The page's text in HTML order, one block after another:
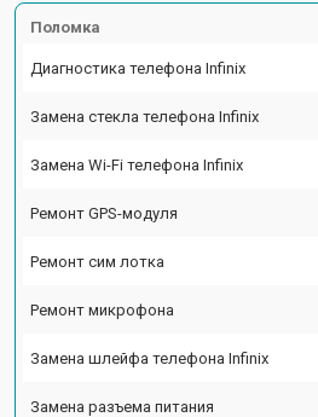
Поломка
Диагностика телефона Infinix
Замена стекла телефона Infinix
Замена Wi-Fi телефона Infinix
Ремонт GPS-модуля
Ремонт сим лотка
Ремонт микрофона
Замена шлейфа телефона Infinix
Замена разъема питания